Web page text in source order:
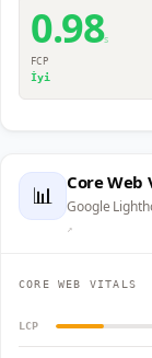
0.98s
FCP
İyi
📊 Core Web
Google
↗
CORE WEB VITALS
LCP